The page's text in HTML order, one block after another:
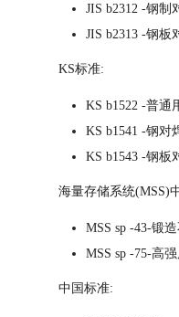
JIS b2312 -钢制
JIS b2313 -钢板
KS标准:
KS b1522 -普通
KS b1541 -钢对
KS b1543 -钢板
海量存储系统(MSS)
MSS sp -43-锻
MSS sp -75-高
中国标准: